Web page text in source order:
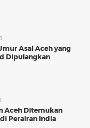
Asal Aceh yang
Dipulangkan
Aceh Ditemukan
Perairan India